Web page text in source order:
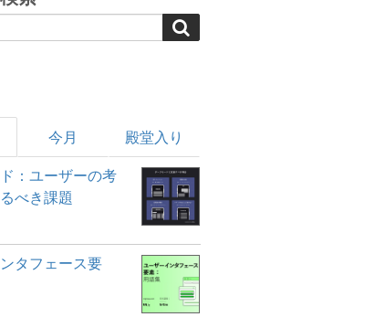
今月 殿堂入り
：ユーザーの考
べき課題
タフェース要